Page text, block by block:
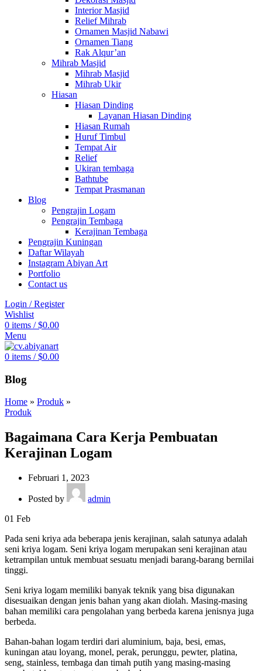
Interior Masjid
Relief Mihrab
Ornamen Masjid Nabawi
Ornamen Tiang
Rak Alqur’an
Mihrab Masjid
Mihrab Masjid
Mihrab Ukir
Hiasan
Hiasan Dinding
Layanan Hiasan Dinding
Hiasan Rumah
Huruf Timbul
Tempat Air
Relief
Ukiran tembaga
Bathtube
Tempat Prasmanan
Blog
Pengrajin Logam
Pengrajin Tembaga
Kerajinan Tembaga
Pengrajin Kuningan
Daftar Wilayah
Instagram Abiyan Art
Portfolio
Contact us
Login / Register
Wishlist
0 items / $0.00
Menu
0 items / $0.00
Blog
Home » Produk »
Produk
Bagaimana Cara Kerja Pembuatan
Kerajinan Logam
Februari 1, 2023
Posted by
admin
01 Feb
Pada seni kriya ada beberapa jenis kerajinan, salah satunya adalah
seni kriya logam. Seni kriya logam merupakan seni kerajinan atau
ketrampilan untuk membuat sesuatu menjadi barang-barang bernilai
tinggi.
Seni kriya logam memiliki banyak teknik yang bisa digunakan
disesuaikan dengan jenis bahan yang akan diolah. Masing-masing
bahan memiliki cara pengolahan yang berbeda karena jenisnya juga
berbeda.
Bahan-bahan logam terdiri dari aluminium, baja, besi, emas,
kuningan atau loyang, monel, perak, perunggu, pewter, platina,
seng, stainless, tembaga dan timah putih yang masing-masing